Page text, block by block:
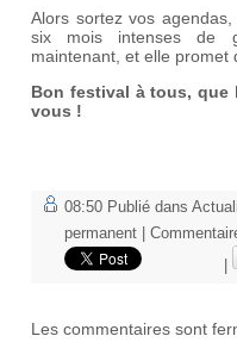
Alors sortez vos
six mois intenses de
maintenant, et elle promet
Bon festival à tous, que
vous !
08:50 Publié dans
permanent
Les commentaires sont